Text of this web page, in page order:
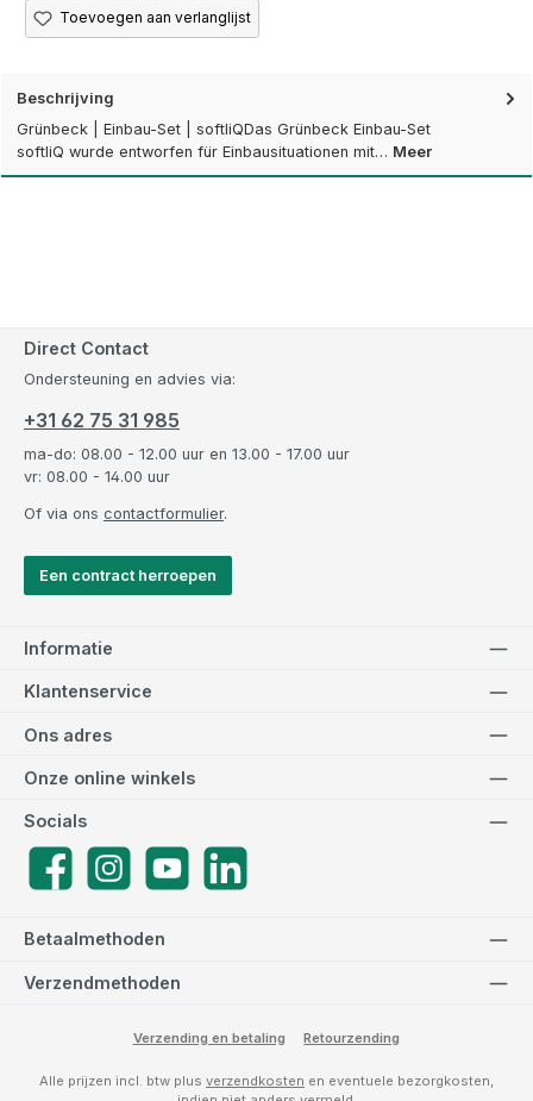
Toevoegen aan verlanglijst
Beschrijving
Grünbeck | Einbau-Set | softliQDas Grünbeck Einbau-Set
softliQ wurde entworfen für Einbausituationen mit… Meer
Direct Contact
Ondersteuning en advies via:
+31 62 75 31 985
ma-do: 08.00 - 12.00 uur en 13.00 - 17.00 uur
vr: 08.00 - 14.00 uur
Of via ons contactformulier.
Een contract herroepen
Informatie
Klantenservice
Betaalmethoden
Verzendmethoden
Ons adres
Socials
FacebookInstagramYouTube
Onze online winkels
Verzending en betaling Retourzending
Alle prijzen incl. btw plus verzendkosten en eventuele bezorgkosten,